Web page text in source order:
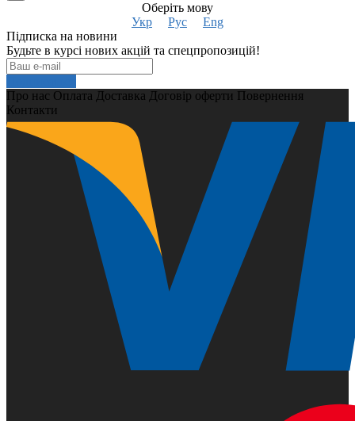
Оберіть мову
Укр
Рус
Eng
Підписка на новини
Будьте в курсі нових акцій та спецпропозицій!
Про нас Оплата Доставка Договір оферти Повернення
Контакти